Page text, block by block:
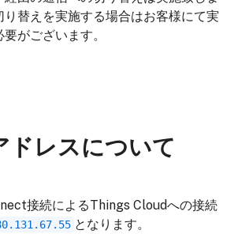
り替えを実施する場合はお客様にて実
がございます。
ドレスについて
接続によるThings Cloudへの接続
となります。